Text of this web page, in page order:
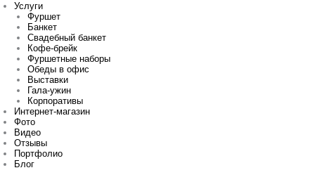
Услуги
Фуршет
Банкет
Свадебный банкет
Кофе-брейк
Фуршетные наборы
Обеды в офис
Выставки
Гала-ужин
Корпоративы
Интернет-магазин
Фото
Видео
Отзывы
Портфолио
Блог